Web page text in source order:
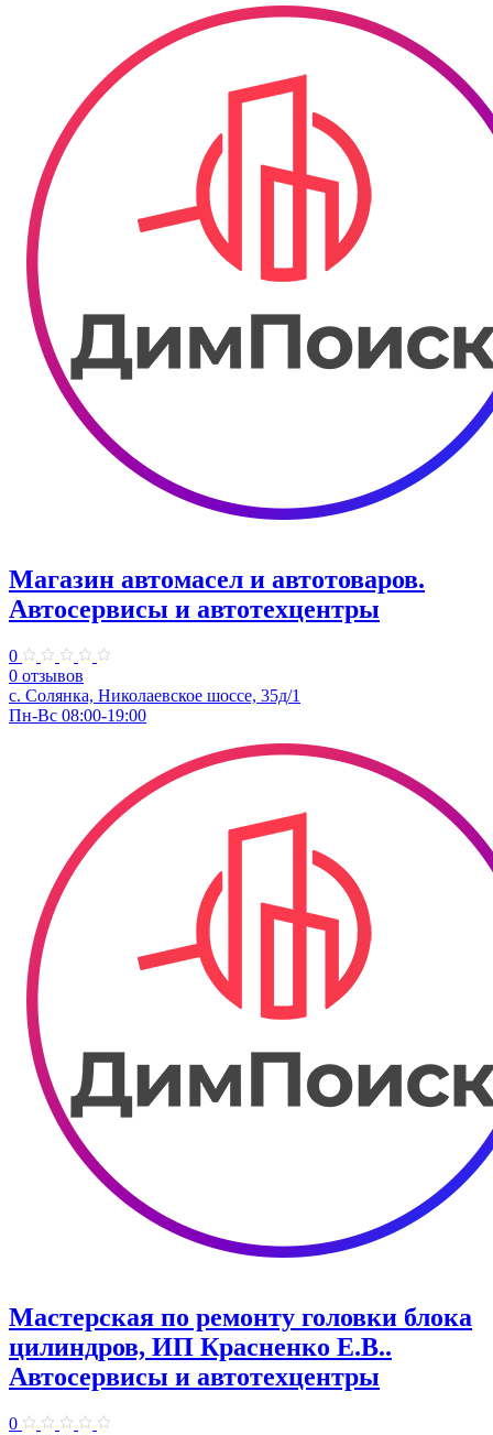
Магазин автомасел и автотоваров.
Автосервисы и автотехцентры
0
0 отзывов
с. Солянка, Николаевское шоссе, 35д/1
Пн-Вс 08:00-19:00
Мастерская по ремонту головки блока
цилиндров, ИП Красненко Е.В..
Автосервисы и автотехцентры
0